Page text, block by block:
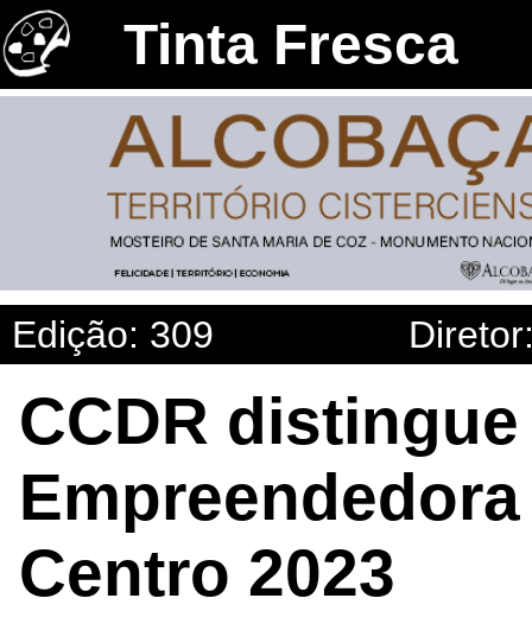
Tinta Fresca
Edição: 309
CCDR
Centro 2023